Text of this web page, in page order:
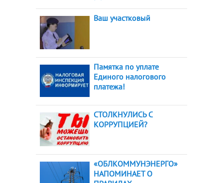
Ваш участковый
Памятка по уплате
Единого налогового
платежа!
СТОЛКНУЛИСЬ С
КОРРУПЦИЕЙ?
«ОБЛКОММУНЭНЕРГО»
НАПОМИНАЕТ О